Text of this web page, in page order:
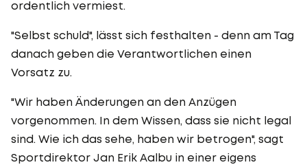
ordentlich vermiest.
"Selbst schuld", lässt sich festhalten - denn am Tag
danach geben die Verantwortlichen einen
Vorsatz zu.
"Wir haben Änderungen an den Anzügen
vorgenommen. In dem Wissen, dass sie nicht legal
sind. Wie ich das sehe, haben wir betrogen", sagt
Sportdirektor Jan Erik Aalbu in einer eigens